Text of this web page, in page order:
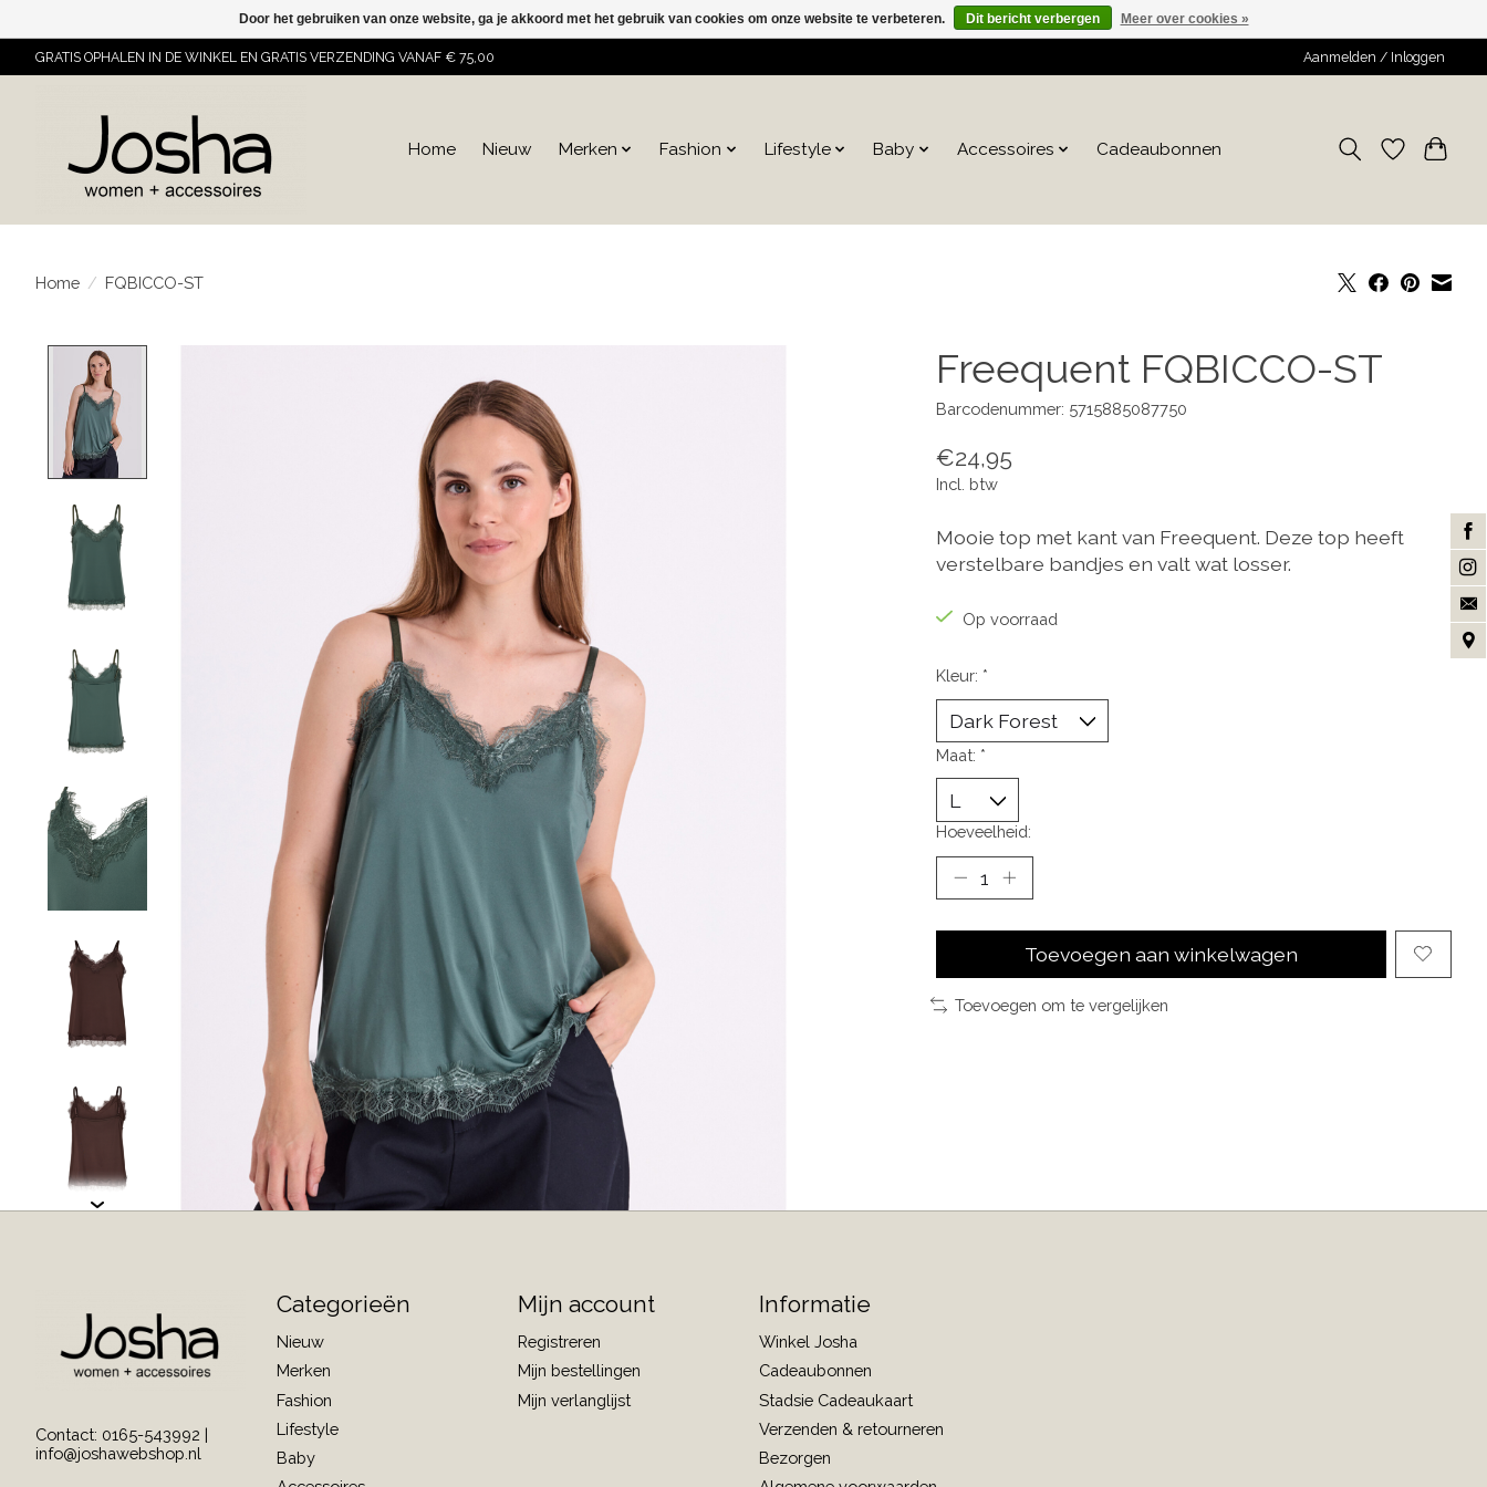
GRATIS OPHALEN IN DE WINKEL EN GRATIS VERZENDING VANAF € 75,00 Aanmelden / Inloggen
Home Nieuw Merken Fashion Lifestyle Baby Accessoires Cadeaubonnen
Home / FQBICCO-ST
Freequent FQBICCO-ST
Barcodenummer: 5715885087750
€24,95
Incl. btw
Mooie top met kant van Freequent. Deze top heeft
verstelbare bandjes en valt wat losser.
Op voorraad
Kleur: *
Maat: *
Hoeveelheid:
Toevoegen aan winkelwagen
Toevoegen om te vergelijken
Contact: 0165-543992 |
info@joshawebshop.nl
Categorieën
Nieuw
Merken
Fashion
Lifestyle
Baby
Mijn account
Registreren
Mijn bestellingen
Mijn verlanglijst
Informatie
Winkel Josha
Cadeaubonnen
Stadsie Cadeaukaart
Verzenden & retourneren
Bezorgen
Door het gebruiken van onze website, ga je akkoord met het gebruik van cookies om onze website te verbeteren. Dit bericht verbergen Meer over cookies »